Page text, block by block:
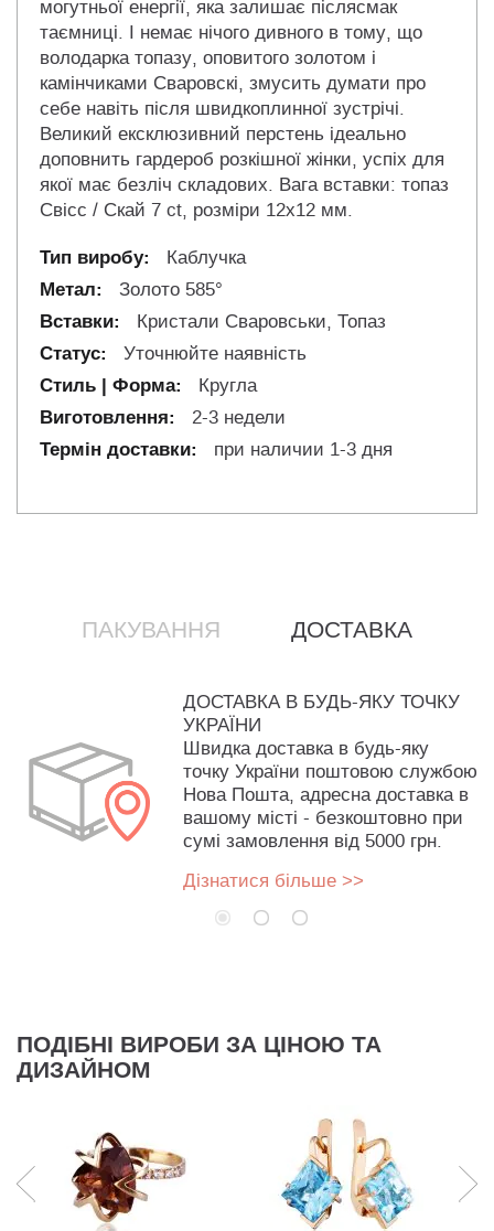
могутньої енергії, яка залишає післясмак
таємниці. І немає нічого дивного в тому, що
володарка топазу, оповитого золотом і
камінчиками Сваровскі, змусить думати про
себе навіть після швидкоплинної зустрічі.
Великий ексклюзивний перстень ідеально
доповнить гардероб розкішної жінки, успіх для
якої має безліч складових. Вага вставки: топаз
Свісс / Скай 7 ct, розміри 12х12 мм.
Каблучка
Золото 585°
Кристали Сваровськи, Топаз
Уточнюйте наявність
Кругла
2-3 недели
при наличии 1-3 дня
ПАКУВАННЯ ДОСТАВКА
ДОСТАВКА В БУДЬ-ЯКУ ТОЧКУ
УКРАЇНИ
Швидка доставка в будь-яку
точку України поштовою службою
Нова Пошта, адресна доставка в
вашому місті - безкоштовно при
сумі замовлення від 5000 грн.
Дізнатися більше >>
ПОДІБНІ ВИРОБИ ЗА ЦІНОЮ ТА
ДИЗАЙНОМ